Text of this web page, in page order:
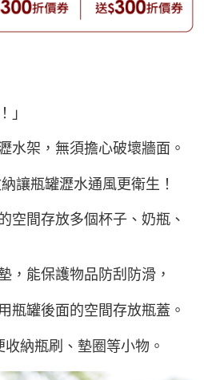
」
水架，無須擔心破壞牆面。
讓瓶罐瀝水通風更衛生！
空間存放多個杯子、奶瓶、
，能保護物品防刮防滑，
瓶罐後面的空間存放瓶蓋。
納瓶刷、墊圈等小物。